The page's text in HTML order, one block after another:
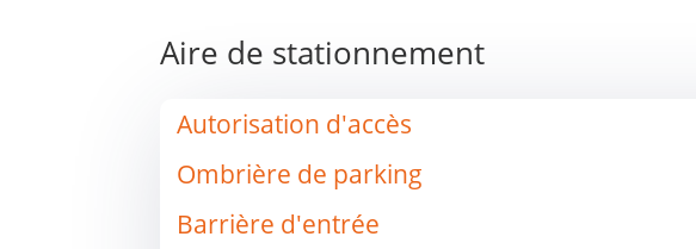
Aire de stationnement
Autorisation d'accès
Ombrière de parking
Barrière d'entrée